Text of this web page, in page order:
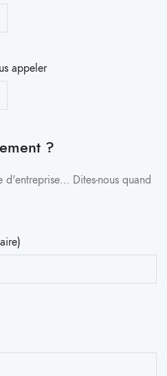
appeler
?
d'entreprise… Dites-nous quand